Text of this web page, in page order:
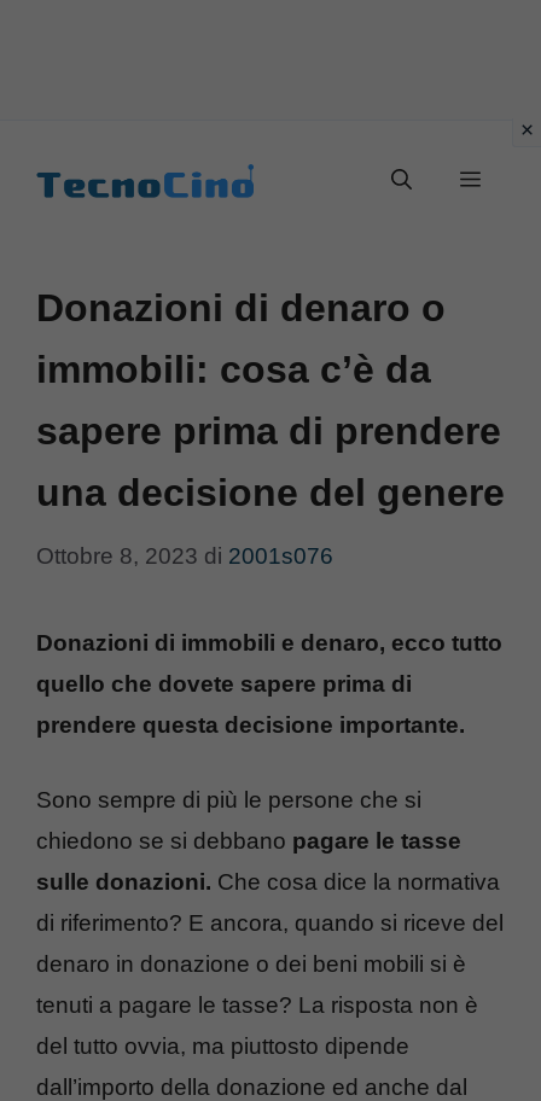
Menu
Donazioni di denaro o
immobili: cosa c’è da
sapere prima di prendere
una decisione del genere
Ottobre 8, 2023 di 2001s076
Donazioni di immobili e denaro, ecco tutto
quello che dovete sapere prima di
prendere questa decisione importante.
Sono sempre di più le persone che si
chiedono se si debbano pagare le tasse
sulle donazioni. Che cosa dice la normativa
di riferimento? E ancora, quando si riceve del
denaro in donazione o dei beni mobili si è
tenuti a pagare le tasse? La risposta non è
del tutto ovvia, ma piuttosto dipende
dall’importo della donazione ed anche dal